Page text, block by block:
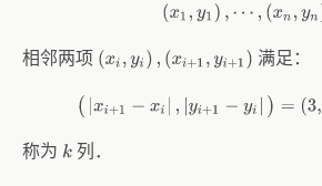
( x1 ,y 1 ) ⋯ ,( xn,yn).
相邻两项 (xi,yi),(xi + 1,yi+1) 满足：
(| xi+ − xi|,|yi+ 1− yi|) (3,4) , 或
称为 k列．